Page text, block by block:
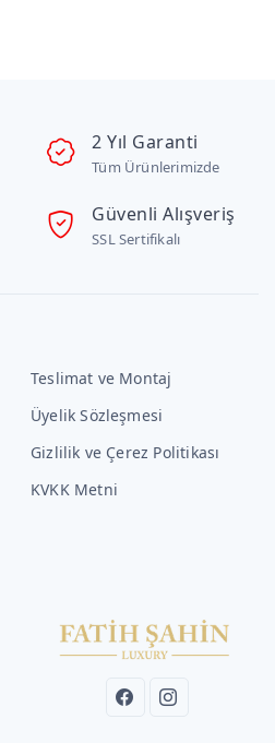
2 Yıl Garanti
Tüm Ürünlerimizde
Güvenli Alışveriş
SSL Sertifikalı
Teslimat ve Montaj
Üyelik Sözleşmesi
Gizlilik ve Çerez Politikası
KVKK Metni